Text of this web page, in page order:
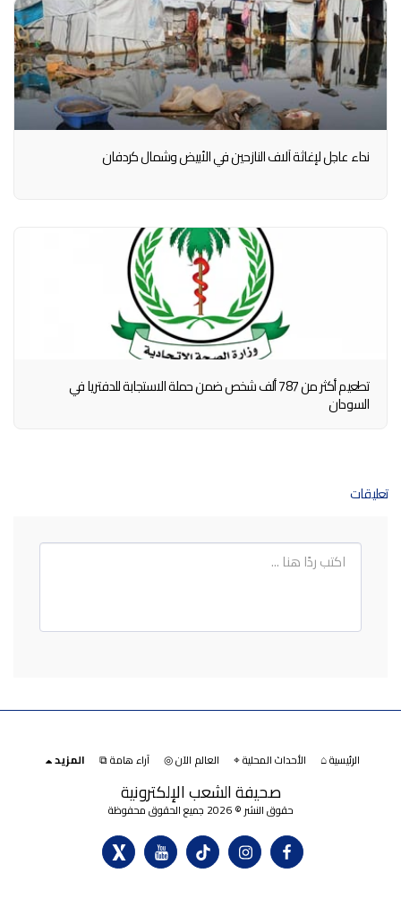
نداء عاجل لإغاثة آلاف النازحين في الأبيض وشمال كردفان
تطعيم أكثر من 787 ألف شخص ضمن حملة الاستجابة للدفتريا في
السودان
تعليقات
صحيفة الشعب الإلكترونية
حقوق النشر © 2026 جميع الحقوق محفوظة
الرئيسية ⌂ الأحداث المحلية ⌖ العالم الآن ◎ آراء هامة ⧉ المزيد